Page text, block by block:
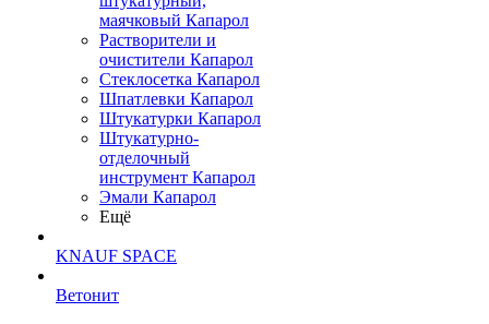
маячковый Капарол
Растворители и
очистители Капарол
Cтеклосетка Капарол
Шпатлевки Капарол
Штукатурки Капарол
Штукатурно-
отделочный
инструмент Капарол
Эмали Капарол
Ещё
KNAUF SPACE
Ветонит